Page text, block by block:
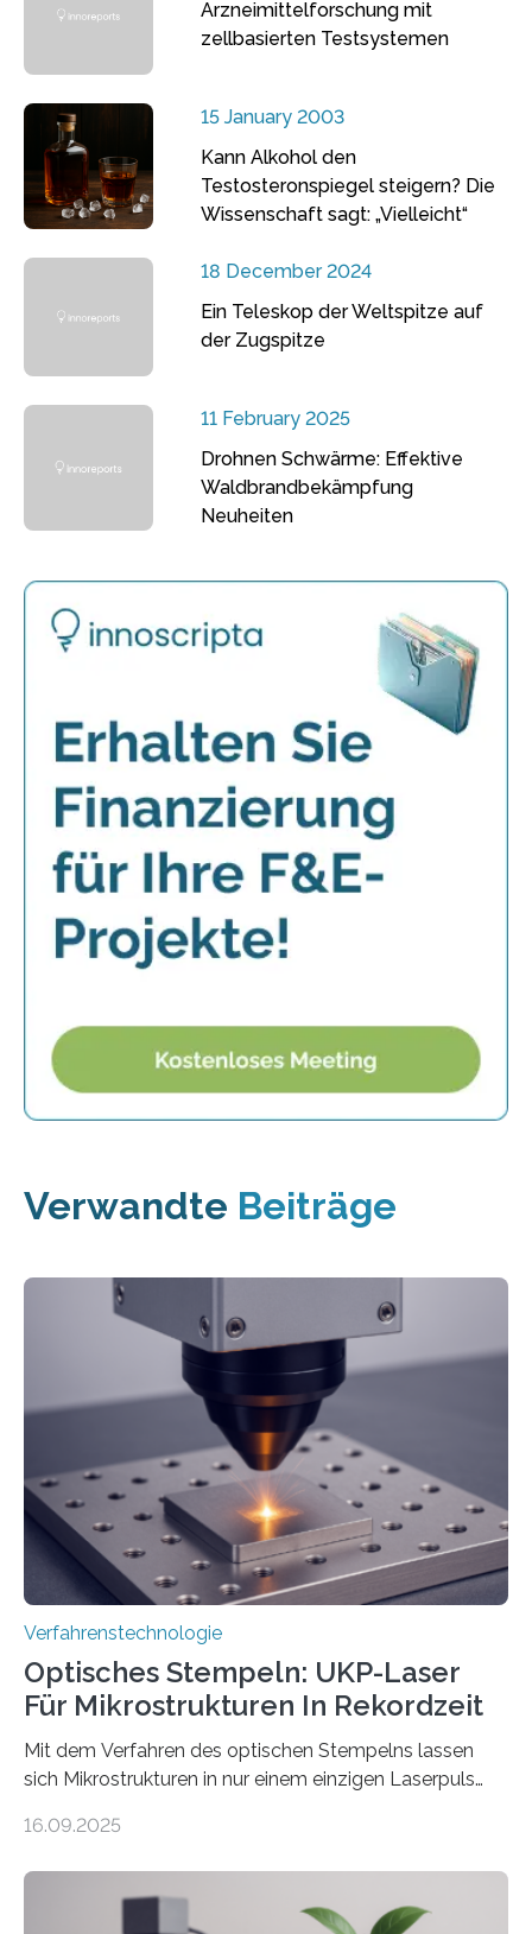
Arzneimittelforschung mit
zellbasierten Testsystemen
15 January 2003
Kann Alkohol den
Testosteronspiegel steigern? Die
Wissenschaft sagt: „Vielleicht“
18 December 2024
Ein Teleskop der Weltspitze auf
der Zugspitze
11 February 2025
Drohnen Schwärme: Effektive
Waldbrandbekämpfung
Neuheiten
Verwandte Beiträge
Verfahrenstechnologie
Optisches Stempeln: UKP-Laser
Für Mikrostrukturen In Rekordzeit
Mit dem Verfahren des optischen Stempelns lassen
sich Mikrostrukturen in nur einem einzigen Laserpuls
zeitaufwändiges Abscannen der Fläche. Am Fraunhofer
RWTH Aachen den Strahl eines Ultrakurzpulslasers
mithilfe eines Spatial Light Modulators (SLM) exakt in
16.09.2025